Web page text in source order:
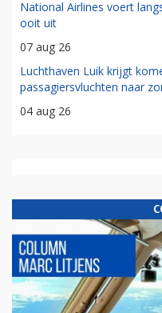
National Airlines voert
ooit uit
07 aug 26
Luchthaven Luik krijgt
passagiersvluchten naar
04 aug 26